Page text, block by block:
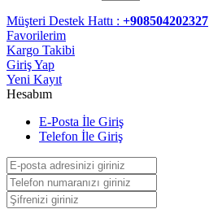
Müşteri Destek Hattı : +908504202327
Favorilerim
Kargo Takibi
Giriş Yap
Yeni Kayıt
Hesabım
E-Posta İle Giriş
Telefon İle Giriş